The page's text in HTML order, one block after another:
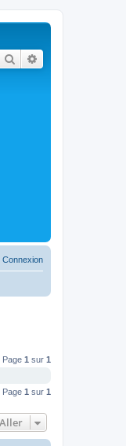
Rechercher
Connexion
Page 1 sur 1
Page 1 sur 1
Aller